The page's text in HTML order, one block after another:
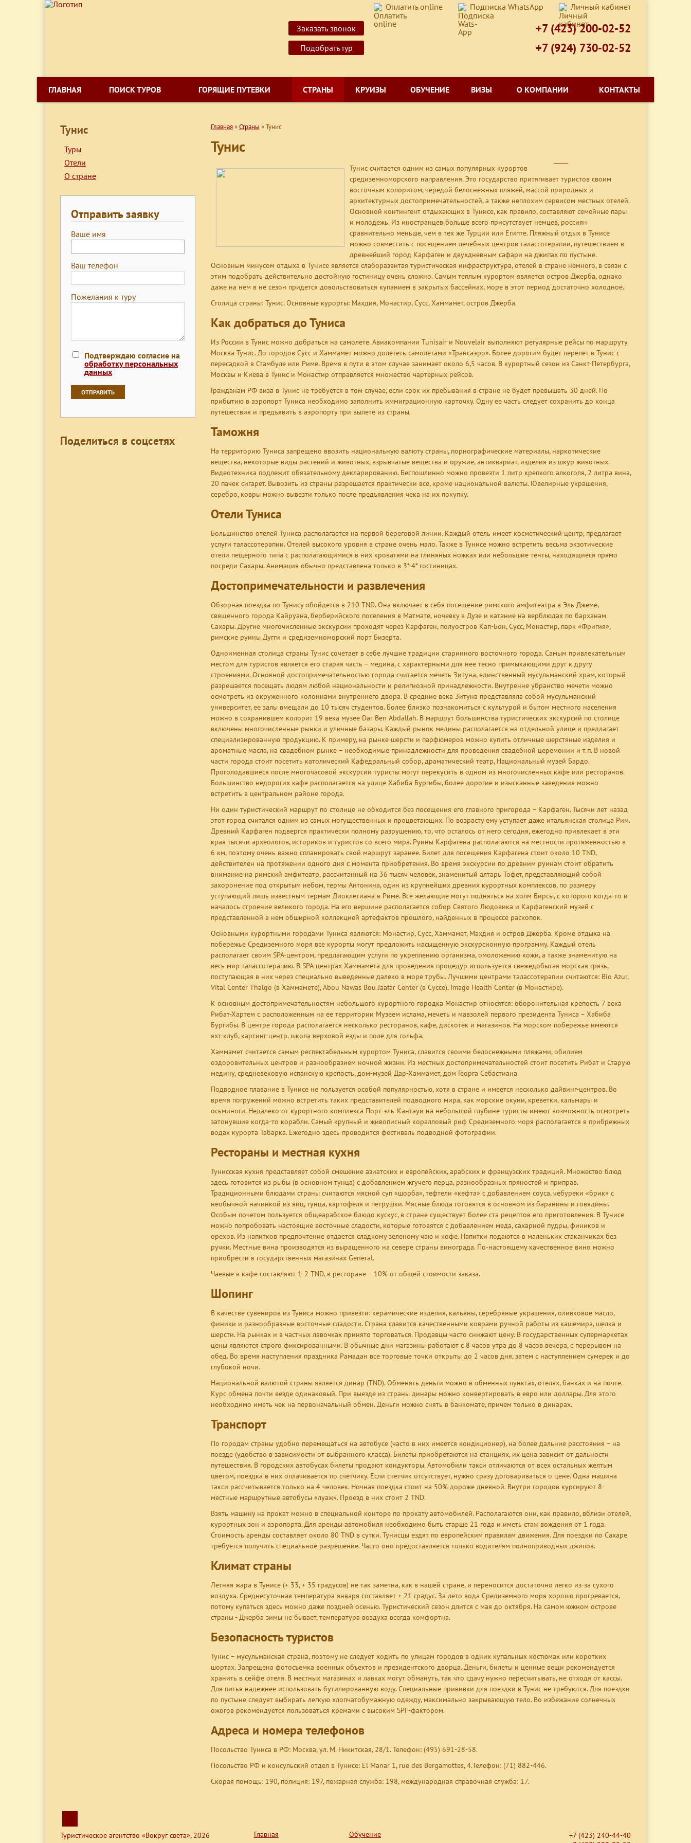
Оплатить online Подписка WhatsApp Личный кабинет
Заказать звонок
Подобрать тур
+7 (423) 200-02-52
+7 (924) 730-02-52
ГЛАВНАЯ ПОИСК ТУРОВ ГОРЯЩИЕ ПУТЕВКИ СТРАНЫ КРУИЗЫ ОБУЧЕНИЕ ВИЗЫ О КОМПАНИИ КОНТАКТЫ
Тунис
Туры
Отели
О стране
Отправить заявку
Ваше имя
Ваш телефон
Пожелания к туру
Подтверждаю согласие на
обработку персональных
данных
Поделиться в соцсетях
Главная»Страны »Тунис
Тунис
Тунис считается одним из самых популярных курортов
средиземноморского направления. Это государство притягивает туристов своим
восточным колоритом, чередой белоснежных пляжей, массой природных и
архитектурных достопримечательностей, а также неплохим сервисом местных отелей.
Основной контингент отдыхающих в Тунисе, как правило, составляют семейные пары
и молодежь. Из иностранцев больше всего присутствует немцев, россиян
сравнительно меньше, чем в тех же Турции или Египте. Пляжный отдых в Тунисе
можно совместить с посещением лечебных центров талассотерапии, путешествием в
древнейший город Карфаген и двухдневным сафари на джипах по пустыне.
Основным минусом отдыха в Тунисе является слаборазвитая туристическая инфраструктура, отелей в стране немного, в связи с
этим подобрать действительно достойную гостиницу очень сложно. Самым теплым курортом является остров Джерба, однако
даже на нем в не сезон придется довольствоваться купанием в закрытых бассейнах, море в этот период достаточно холодное.
Столица страны: Тунис. Основные курорты: Махдия, Монастир, Сусс, Хаммамет, остров Джерба.
Как добраться до Туниса
Из России в Тунис можно добраться на самолете. Авиакомпании Tunisair и Nouvelair выполняют регулярные рейсы по маршруту
Москва-Тунис. До городов Сусс и Хаммамет можно долететь самолетами «Трансаэро». Более дорогим будет перелет в Тунис с
пересадкой в Стамбуле или Риме. Время в пути в этом случае занимает около 6,5 часов. В курортный сезон из Санкт-Петербурга,
Москвы и Киева в Тунис и Монастир отправляется множество чартерных рейсов.
Гражданам РФ виза в Тунис не требуется в том случае, если срок их пребывания в стране не будет превышать 30 дней. По
прибытию в аэропорт Туниса необходимо заполнить иммиграционную карточку. Одну ее часть следует сохранить до конца
путешествия и предъявить в аэропорту при вылете из страны.
Таможня
На территорию Туниса запрещено ввозить национальную валюту страны, порнографические материалы, наркотические
вещества, некоторые виды растений и животных, взрывчатые вещества и оружие, антиквариат, изделия из шкур животных.
Видеотехника подлежит обязательному декларированию. Беспошлинно можно провезти 1 литр крепкого алкоголя, 2 литра вина,
20 пачек сигарет. Вывозить из страны разрешается практически все, кроме национальной валюты. Ювелирные украшения,
серебро, ковры можно вывезти только после предъявления чека на их покупку.
Отели Туниса
Большинство отелей Туниса располагается на первой береговой линии. Каждый отель имеет косметический центр, предлагает
услуги талассотерапии. Отелей высокого уровня в стране очень мало. Также в Тунисе можно встретить весьма экзотические
отели пещерного типа с располагающимися в них кроватями на глиняных ножках или небольшие тенты, находящиеся прямо
посреди Сахары. Анимация обычно представлена только в 3*-4* гостиницах.
Достопримечательности и развлечения
Обзорная поездка по Тунису обойдется в 210 TND. Она включает в себя посещение римского амфитеатра в Эль-Джеме,
священного города Кайруана, берберийского поселения в Матмате, ночевку в Дузе и катание на верблюдах по барханам
Сахары. Другие многочисленные экскурсии проходят через Карфаген, полуостров Кап-Бон, Сусс, Монастир, парк «Фригия»,
римские руины Дугги и средиземноморский порт Бизерта.
Одноименная столица страны Тунис сочетает в себе лучшие традиции старинного восточного города. Самым привлекательным
местом для туристов является его старая часть – медина, с характерными для нее тесно примыкающими друг к другу
строениями. Основной достопримечательностью города считается мечеть Зитуна, единственный мусульманский храм, который
разрешается посещать людям любой национальности и религиозной принадлежности. Внутренне убранство мечети можно
осмотреть из окруженного колоннами внутреннего двора. В средние века Зитуна представляла собой мусульманский
университет, ее залы вмещали до 10 тысяч студентов. Более близко познакомиться с культурой и бытом местного населения
можно в сохранившем колорит 19 века музее Dar Ben Abdallah. В маршрут большинства туристических экскурсий по столице
включены многочисленные рынки и уличные базары. Каждый рынок медины располагается на отдельной улице и предлагает
специализированную продукцию. К примеру, на рынке шерсти и парфюмеров можно купить отличные шерстяные изделия и
ароматные масла, на свадебном рынке – необходимые принадлежности для проведения свадебной церемонии и т.п. В новой
части города стоит посетить католический Кафедральный собор, драматический театр, Национальный музей Бардо.
Проголодавшиеся после многочасовой экскурсии туристы могут перекусить в одном из многочисленных кафе или ресторанов.
Большинство недорогих кафе располагается на улице Хабиба Бургибы, более дорогие и изысканные заведения можно
встретить в центральном районе города.
Ни один туристический маршрут по столице не обходится без посещения его главного пригорода – Карфаген. Тысячи лет назад
этот город считался одним из самых могущественных и процветающих. По возрасту ему уступает даже итальянская столица Рим.
Древний Карфаген подвергся практически полному разрушению, то, что осталось от него сегодня, ежегодно привлекает в эти
края тысячи археологов, историков и туристов со всего мира. Руины Карфагена располагаются на местности протяженностью в
6 км, поэтому очень важно спланировать свой маршрут заранее. Билет для посещения Карфагена стоит около 10 TND,
действителен на протяжении одного дня с момента приобретения. Во время экскурсии по древним руинам стоит обратить
внимание на римский амфитеатр, рассчитанный на 36 тысяч человек, знаменитый алтарь Тофет, представляющий собой
захоронение под открытым небом, термы Антонина, один из крупнейших древних курортных комплексов, по размеру
уступающий лишь известным термам Диоклетиана в Риме. Все желающие могут подняться на холм Бирсы, с которого когда-то и
началось строение великого города. На его вершине располагается собор Святого Людовика и Карфагенский музей с
представленной в нем обширной коллекцией артефактов прошлого, найденных в процессе раскопок.
Основными курортными городами Туниса являются: Монастир, Сусс, Хаммамет, Махдия и остров Джерба. Кроме отдыха на
побережье Средиземного моря все курорты могут предложить насыщенную экскурсионную программу. Каждый отель
располагает своим SPA-центром, предлагающим услуги по укреплению организма, омоложению кожи, а также знаменитую на
весь мир талассотерапию. В SPA-центрах Хаммамета для проведения процедур используется свежедобытая морская грязь,
поступающая в них через специально выведенные далеко в море трубы. Лучшими центрами талассотерапии считаются: Bio Azur,
Vital Center Thalgo (в Хаммамете), Abou Nawas Bou Jaafar Center (в Суссе), Image Health Center (в Монастире).
К основным достопримечательностям небольшого курортного городка Монастир относятся: оборонительная крепость 7 века
Рибат-Хартем с расположенным на ее территории Музеем ислама, мечеть и мавзолей первого президента Туниса – Хабиба
Бургибы. В центре города располагается несколько ресторанов, кафе, дискотек и магазинов. На морском побережье имеются
яхт-клуб, картинг-центр, школа верховой езды и поле для гольфа.
Хаммамет считается самым респектабельным курортом Туниса, славится своими белоснежными пляжами, обилием
оздоровительных центров и разнообразием ночной жизни. Из местных достопримечательностей стоит посетить Рибат и Старую
медину, средневековую испанскую крепость, дом-музей Дар-Хаммамет, дом Георга Себастиана.
Подводное плавание в Тунисе не пользуется особой популярностью, хотя в стране и имеется несколько дайвинг-центров. Во
время погружений можно встретить таких представителей подводного мира, как морские окуни, креветки, кальмары и
осьминоги. Недалеко от курортного комплекса Порт-эль-Кантауи на небольшой глубине туристы имеют возможность осмотреть
затонувшие когда-то корабли. Самый крупный и живописный коралловый риф Средиземного моря располагается в прибрежных
водах курорта Табарка. Ежегодно здесь проводится фестиваль подводной фотографии.
Рестораны и местная кухня
Тунисская кухня представляет собой смешение азиатских и европейских, арабских и французских традиций. Множество блюд
здесь готовится из рыбы (в основном тунца) с добавлением жгучего перца, разнообразных пряностей и приправ.
Традиционными блюдами страны считаются мясной суп «шорба», тефтели «кефта» с добавлением соуса, чебуреки «брик» с
необычной начинкой из яиц, тунца, картофеля и петрушки. Мясные блюда готовятся в основном из баранины и говядины.
Особым почетом пользуется общеарабское блюдо кускус, в стране существует более ста рецептов его приготовления. В Тунисе
можно попробовать настоящие восточные сладости, которые готовятся с добавлением меда, сахарной пудры, фиников и
орехов. Из напитков предпочтение отдается сладкому зеленому чаю и кофе. Напитки подаются в маленьких стаканчиках без
ручки. Местные вина производятся из выращенного на севере страны винограда. По-настоящему качественное вино можно
приобрести в государственных магазинах General.
Чаевые в кафе составляют 1-2 TND, в ресторане – 10% от общей стоимости заказа.
Шопинг
В качестве сувениров из Туниса можно привезти: керамические изделия, кальяны, серебряные украшения, оливковое масло,
финики и разнообразные восточные сладости. Страна славится качественными коврами ручной работы из кашемира, шелка и
шерсти. На рынках и в частных лавочках принято торговаться. Продавцы часто снижают цену. В государственных супермаркетах
цены являются строго фиксированными. В обычные дни магазины работают с 8 часов утра до 8 часов вечера, с перерывом на
обед. Во время наступления праздника Рамадан все торговые точки открыты до 2 часов дня, затем с наступлением сумерек и до
глубокой ночи.
Национальной валютой страны является динар (TND). Обменять деньги можно в обменных пунктах, отелях, банках и на почте.
Курс обмена почти везде одинаковый. При выезде из страны динары можно конвертировать в евро или доллары. Для этого
необходимо иметь чек на первоначальный обмен. Деньги можно снять в банкомате, причем только в динарах.
Транспорт
По городам страны удобно перемещаться на автобусе (часто в них имеется кондиционер), на более дальние расстояния – на
поезде (удобство в зависимости от выбранного класса). Билеты приобретаются на станциях, их цена зависит от дальности
путешествия. В городских автобусах билеты продают кондукторы. Автомобили такси отличаются от всех остальных желтым
цветом, поездка в них оплачивается по счетчику. Если счетчик отсутствует, нужно сразу договариваться о цене. Одна машина
такси рассчитывается только на 4 человек. Ночная поездка стоит на 50% дороже дневной. Внутри городов курсируют 8-
местные маршрутные автобусы «луаж». Проезд в них стоит 2 TND.
Взять машину на прокат можно в специальной конторе по прокату автомобилей. Располагаются они, как правило, вблизи отелей,
курортных зон и аэропорта. Для аренды автомобиля необходимо быть старше 21 года и иметь стаж вождения от 1 года.
Стоимость аренды составляет около 80 TND в сутки. Тунисцы ездят по европейским правилам движения. Для поездки по Сахаре
требуется получить специальное разрешение. Часто оно предоставляется только водителям полноприводных джипов.
Климат страны
Летняя жара в Тунисе (+ 33, + 35 градусов) не так заметна, как в нашей стране, и переносится достаточно легко из-за сухого
воздуха. Среднесуточная температура января составляет + 21 градус. За лето вода Средиземного моря хорошо прогревается,
потому купаться здесь можно даже поздней осенью. Туристический сезон длится с мая до октября. На самом южном острове
страны - Джерба зимы не бывает, температура воздуха всегда комфортна.
Безопасность туристов
Тунис – мусульманская страна, поэтому не следует ходить по улицам городов в одних купальных костюмах или коротких
шортах. Запрещена фотосъемка военных объектов и президентского дворца. Деньги, билеты и ценные вещи рекомендуется
хранить в сейфе отеля. В местных магазинах и лавках могут обмануть, так что сдачу нужно пересчитывать, не отходя от кассы.
Для питья надежнее использовать бутилированную воду. Специальные прививки для поездки в Тунис не требуются. Для поездки
по пустыне следует выбирать легкую хлопчатобумажную одежду, максимально закрывающую тело. Во избежание солнечных
ожогов рекомендуется пользоваться кремами с высоким SPF-фактором.
Адреса и номера телефонов
Посольство Туниса в РФ: Москва, ул. М. Никитская, 28/1. Телефон: (495) 691-28-58.
Посольство РФ и консульский отдел в Тунисе: El Manar 1, rue des Bergamottes, 4.Телефон: (71) 882-446.
Скорая помощь: 190, полиция: 197, пожарная служба: 198, международная справочная служба: 17.
Туристическое агентство «Вокруг света», 2026
Главная
Обучение
+7 (423) 240-44-40